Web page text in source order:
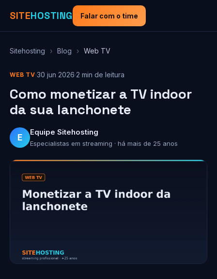
SITEHOSTING Falar com o time
Sitehosting › Blog › Web TV
WEB TV·30 jun 2026·2 min de leitura
Como monetizar a TV indoor
da sua lanchonete
E
Equipe Sitehosting
Especialistas em streaming · há mais de 25 anos